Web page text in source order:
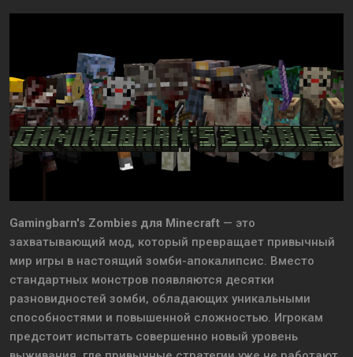
Gamingbarn's Zombies для Minecraft — это
захватывающий мод, который превращает привычный
мир игры в настоящий зомби-апокалипсис. Вместо
стандартных монстров появляются десятки
разновидностей зомби, обладающих уникальными
способностями и повышенной сложностью. Игрокам
предстоит испытать совершенно новый уровень